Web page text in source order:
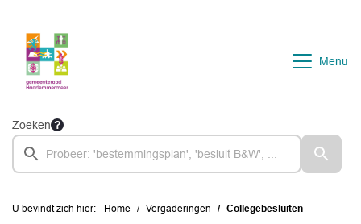
Menu
Zoeken
U bevindt zich hier: Home Vergaderingen Collegebesluiten